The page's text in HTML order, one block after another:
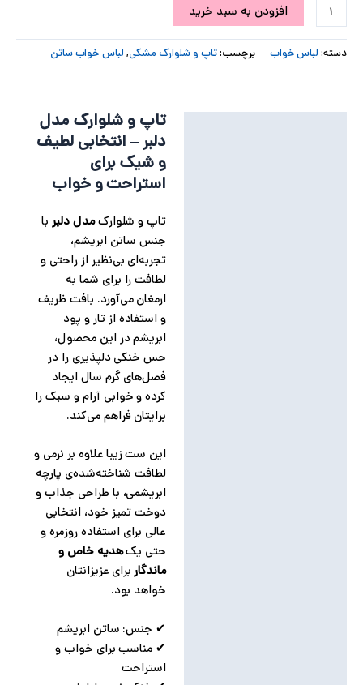
افزودن به سبد خرید
دسته:لباس خواب برچسب:تاپ و شلوارک مشکی,لباس خواب ساتن
تاپ و شلوارک مدل
دلبر – انتخابی لطیف
و شیک برای
استراحت و خواب
تاپ و شلوارکمدل دلبربا
جنس ساتن ابریشم،
تجربه‌ای بی‌نظیر از راحتی و
لطافت را برای شما به
ارمغان می‌آورد. بافت ظریف
و استفاده از تار و پود
ابریشم در این محصول،
حس خنکی دلپذیری را در
فصل‌های گرم سال ایجاد
کرده و خوابی آرام و سبک را
برایتان فراهم می‌کند.
این ست زیبا علاوه بر نرمی و
لطافت شناخته‌شده‌ی پارچه
ابریشمی، با طراحی جذاب و
دوخت تمیز خود، انتخابی
عالی برای استفاده روزمره و
حتی یکهدیه خاص و
ماندگاربرای عزیزانتان
خواهد بود.
✔ جنس: ساتن ابریشم
✔ مناسب برای خواب و
استراحت